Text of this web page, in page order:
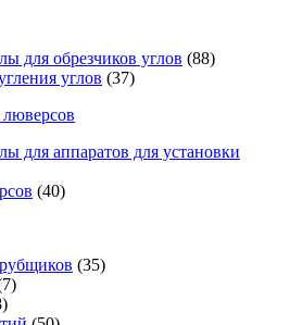
для обрезчиков углов (88)
углов (37)
для аппаратов для установки
(40)
(35)